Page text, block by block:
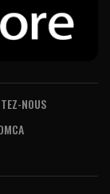
NOUS